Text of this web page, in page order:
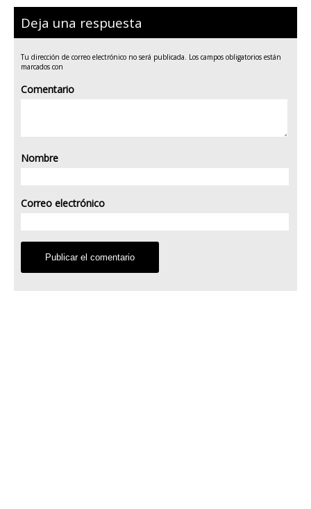
Deja una respuesta
Tu dirección de correo electrónico no será publicada. Los campos obligatorios están
marcados con
Comentario
Nombre
Correo electrónico